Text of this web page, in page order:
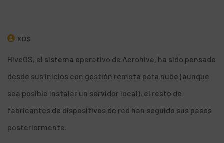
KDS
HiveOS, el sistema operativo de Aerohive, ha sido pensado
desde sus inicios con gestión remota para nube (aunque
sea posible instalar un servidor local), el resto de
fabricantes de dispositivos de red han seguido sus pasos
posteriormente.